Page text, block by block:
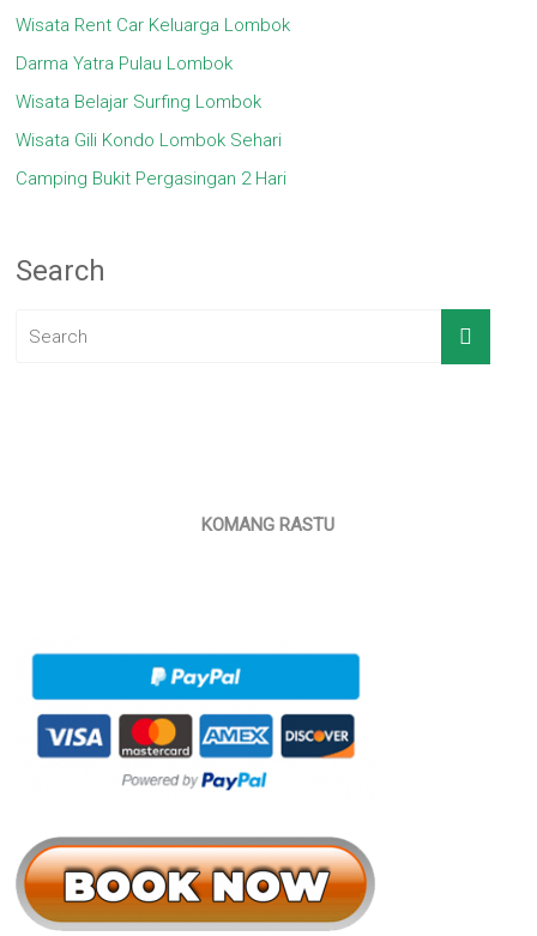
Wisata Rent Car Keluarga Lombok
Darma Yatra Pulau Lombok
Wisata Belajar Surfing Lombok
Wisata Gili Kondo Lombok Sehari
Camping Bukit Pergasingan 2 Hari
Search
KOMANG RASTU